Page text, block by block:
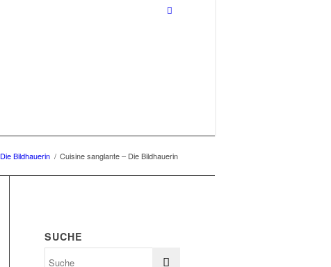
Bildhauerin / Cuisine sanglante – Die Bildhauerin
SUCHE